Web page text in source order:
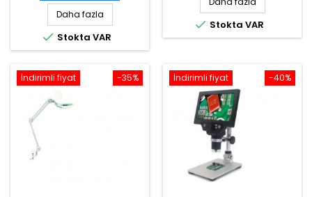
Daha fazla
 Stokta VAR
 Stokta VAR
-35%
İndirimli fiyat -40%
İndirimli fiyat